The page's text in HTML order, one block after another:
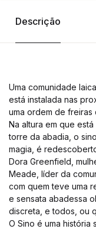
Descrição
Uma comunidade
está instalada nas
uma ordem de freiras
Na altura em que
torre da abadia, o
magia, é
Dora Greenfield,
Meade, líder da
com quem teve uma
e sensata abadessa
discreta, e todos, ou
O Sino é uma história